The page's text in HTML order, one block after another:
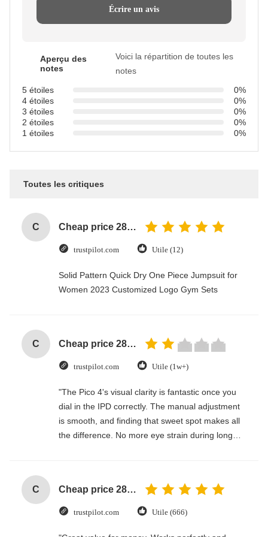
Écrire un avis
Aperçu des
notes
Voici la répartition de toutes les
notes
5 étoiles
0%
4 étoiles
0%
3 étoiles
0%
2 étoiles
0%
1 étoiles
0%
Toutes les critiques
C Cheap price 28mm Aluminium Curtain Rod 1.2mm thickness with plastic final
trustpilot.com Utile (12)
Solid Pattern Quick Dry One Piece Jumpsuit for
Women 2023 Customized Logo Gym Sets
C Cheap price 28mm Aluminium Curtain Rod 1.2mm thickness with plastic final
trustpilot.com Utile (1w+)
"The Pico 4's visual clarity is fantastic once you
dial in the IPD correctly. The manual adjustment
is smooth, and finding that sweet spot makes all
the difference. No more eye strain during long
manual adjustment is smooth, and finding that
sweet spot makes all the difference. No more eye
C Cheap price 28mm Aluminium Curtain Rod 1.2mm thickness with plastic final
trustpilot.com Utile (666)